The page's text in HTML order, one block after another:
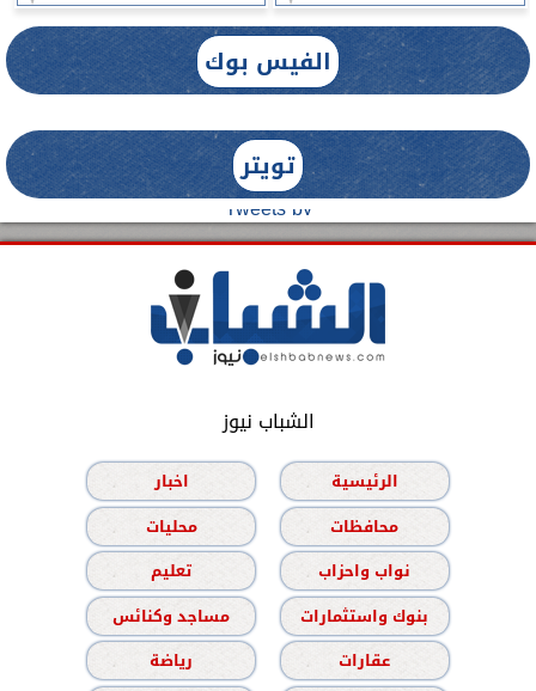
الفيس بوك
تويتر
Tweets by
الشباب نيوز
الرئيسية
اخبار
محافظات
محليات
نواب واحزاب
تعليم
بنوك واستثمارات
مساجد وكنائس
عقارات
رياضة